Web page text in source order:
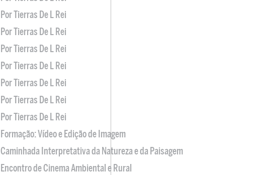
Por Tierras De L Rei
Por Tierras De L Rei
Por Tierras De L Rei
Por Tierras De L Rei
Por Tierras De L Rei
Por Tierras De L Rei
Por Tierras De L Rei
Formação: Vídeo e Edição de Imagem
Caminhada Interpretativa da Natureza e da Paisagem
Encontro de Cinema Ambiental e Rural